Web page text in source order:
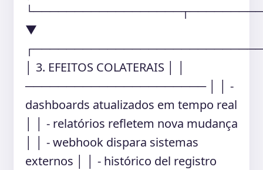
▼
│ 3. EFEITOS COLATERAIS │ │
────────────────────── │ │ -
dashboards atualizados em tempo real
│ │ - relatórios refletem nova mudança
│ │ - webhook dispara sistemas
externos │ │ - histórico del registro